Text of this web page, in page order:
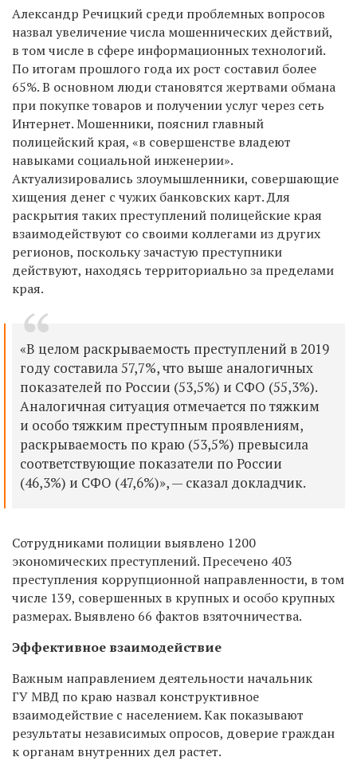
Александр Речицкий среди проблемных вопросов
назвал увеличение числа мошеннических действий,
в том числе в сфере информационных технологий.
По итогам прошлого года их рост составил более
65%. В основном люди становятся жертвами обмана
при покупке товаров и получении услуг через сеть
Интернет. Мошенники, пояснил главный
полицейский края, «в совершенстве владеют
навыками социальной инженерии».
Актуализировались злоумышленники, совершающие
хищения денег с чужих банковских карт. Для
раскрытия таких преступлений полицейские края
взаимодействуют со своими коллегами из других
регионов, поскольку зачастую преступники
действуют, находясь территориально за пределами
края.
«В целом раскрываемость преступлений в 2019
году составила 57,7%, что выше аналогичных
показателей по России (53,5%) и СФО (55,3%).
Аналогичная ситуация отмечается по тяжким
и особо тяжким преступным проявлениям,
раскрываемость по краю (53,5%) превысила
соответствующие показатели по России
(46,3%) и СФО (47,6%)»,— сказал докладчик.
Сотрудниками полиции выявлено 1200
экономических преступлений. Пресечено 403
преступления коррупционной направленности, в том
числе 139, совершенных в крупных и особо крупных
размерах. Выявлено 66 фактов взяточничества.
Эффективное взаимодействие
Важным направлением деятельности начальник
ГУ МВД по краю назвал конструктивное
взаимодействие с населением. Как показывают
результаты независимых опросов, доверие граждан
к органам внутренних дел растет.